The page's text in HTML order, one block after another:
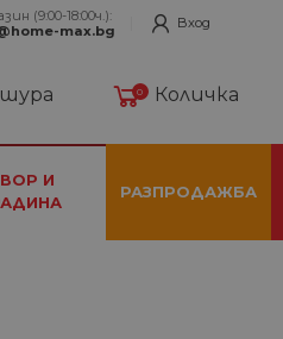
(9:00-18:00ч.):
max.bg
Вход
0 Количка
И
РАЗПРОДАЖБА